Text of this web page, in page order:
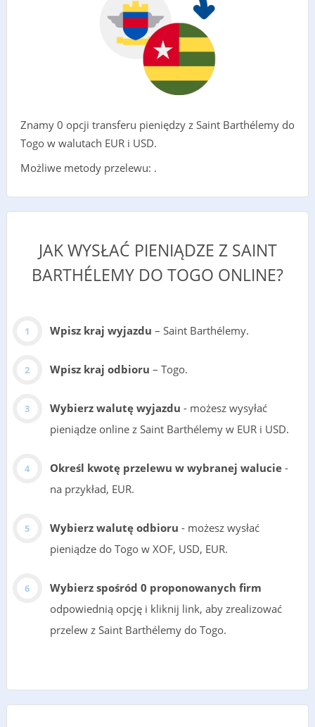
Znamy 0 opcji transferu pieniędzy z Saint Barthélemy do
Togo w walutach EUR i USD.
Możliwe metody przelewu: .
JAK WYSŁAĆ PIENIĄDZE Z SAINT
BARTHÉLEMY DO TOGO ONLINE?
Wpisz kraj wyjazdu – Saint Barthélemy.
Wpisz kraj odbioru – Togo.
Wybierz walutę wyjazdu - możesz wysyłać
pieniądze online z Saint Barthélemy w EUR i USD.
Określ kwotę przelewu w wybranej walucie-
na przykład, EUR.
Wybierz walutę odbioru - możesz wysłać
pieniądze do Togo w XOF, USD, EUR.
Wybierz spośród 0 proponowanych firm
odpowiednią opcję i kliknij link, aby zrealizować
przelew z Saint Barthélemy do Togo.